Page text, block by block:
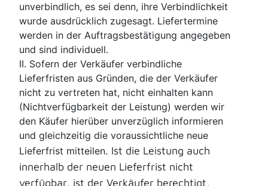
unverbindlich, es sei denn, ihre Verbindlichkeit
wurde ausdrücklich zugesagt. Liefertermine
werden in der Auftragsbestätigung angegeben
und sind individuell.
II. Sofern der Verkäufer verbindliche
Lieferfristen aus Gründen, die der Verkäufer
nicht zu vertreten hat, nicht einhalten kann
(Nichtverfügbarkeit der Leistung) werden wir
den Käufer hierüber unverzüglich informieren
und gleichzeitig die voraussichtliche neue
Lieferfrist mitteilen. Ist die Leistung auch
innerhalb der neuen Lieferfrist nicht
verfügbar, ist der Verkäufer berechtigt,